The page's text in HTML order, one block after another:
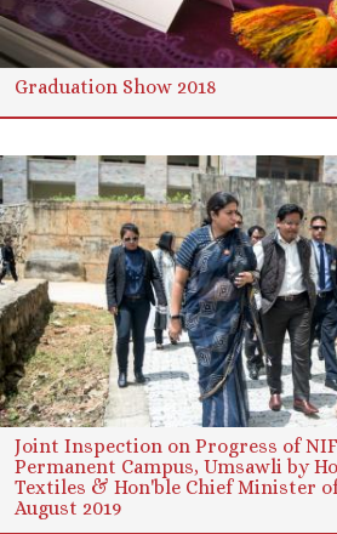
Graduation Show 2018
Joint Inspection on Progress of
Permanent Campus, Umsawli by
Textiles & Hon'ble Chief Minister
August 2019